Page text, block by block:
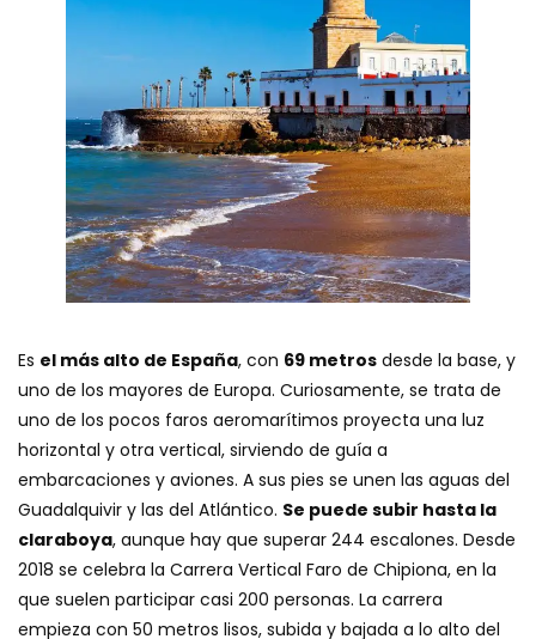
Es el más alto de España, con 69 metros desde la base, y
uno de los mayores de Europa. Curiosamente, se trata de
uno de los pocos faros aeromarítimos proyecta una luz
horizontal y otra vertical, sirviendo de guía a
embarcaciones y aviones. A sus pies se unen las aguas del
Guadalquivir y las del Atlántico. Se puede subir hasta la
claraboya, aunque hay que superar 244 escalones. Desde
2018 se celebra la Carrera Vertical Faro de Chipiona, en la
que suelen participar casi 200 personas. La carrera
empieza con 50 metros lisos, subida y bajada a lo alto del